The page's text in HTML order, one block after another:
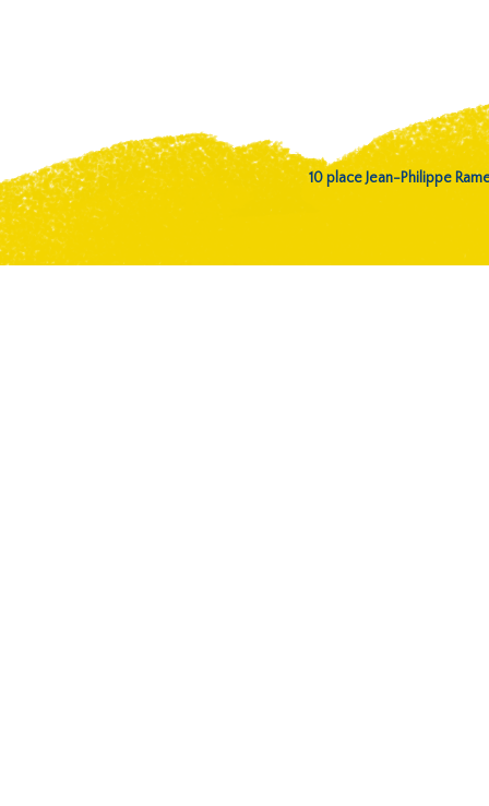
10 place Jean-Philippe